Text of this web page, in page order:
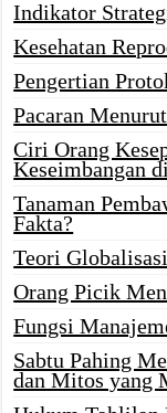
Indikator
Kesehatan
Pengertian
Pacaran
Ciri Orang
Keseimbangan
Tanaman
Fakta?
Teori
Orang Picik
Fungsi
Sabtu Pahing
dan Mitos yang